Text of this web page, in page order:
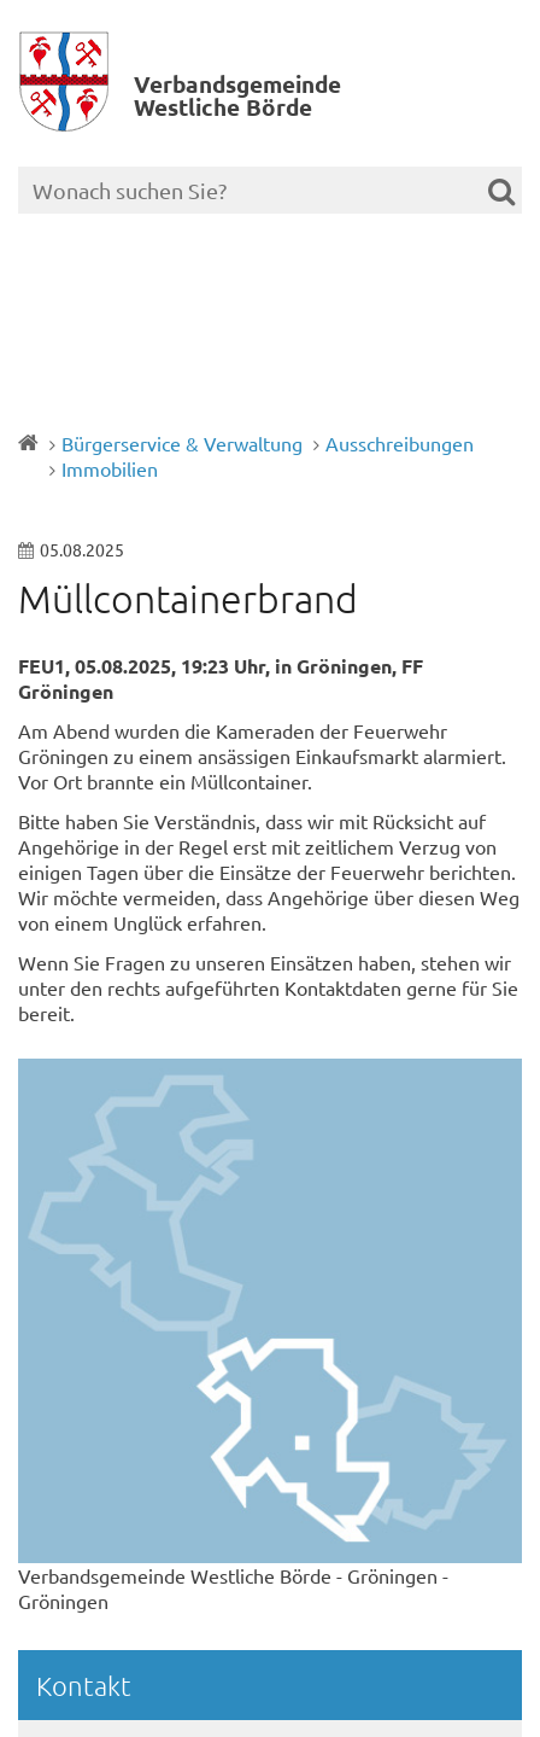
Verbands­gemeinde
Westliche Börde
Bürgerservice & Verwaltung
Ausschreibungen
Immobilien
05.08.2025
Müllcontainerbrand
FEU1, 05.08.2025, 19:23 Uhr, in Gröningen, FF
Gröningen
Am Abend wurden die Kameraden der Feuerwehr
Gröningen zu einem ansässigen Einkaufsmarkt alarmiert.
Vor Ort brannte ein Müllcontainer.
Bitte haben Sie Verständnis, dass wir mit Rücksicht auf
Angehörige in der Regel erst mit zeitlichem Verzug von
einigen Tagen über die Einsätze der Feuerwehr berichten.
Wir möchte vermeiden, dass Angehörige über diesen Weg
von einem Unglück erfahren.
Wenn Sie Fragen zu unseren Einsätzen haben, stehen wir
unter den rechts aufgeführten Kontaktdaten gerne für Sie
bereit.
Verbandsgemeinde Westliche Börde - Gröningen -
Gröningen
Kontakt